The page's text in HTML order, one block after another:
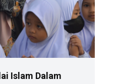
Islam Dalam